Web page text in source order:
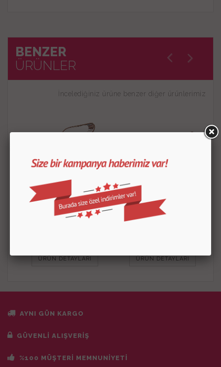
BENZER
ÜRÜNLER
İncelediğiniz ürüne benzer diğer ürünlerimiz
Kuş Kurabiye Kalıbı
ÜRÜN DETAYLARI
Papyon Kurabiye Kalıbı
ÜRÜN DETAYLARI
AYNI GÜN KARGO
GÜVENLİ ALIŞVERİŞ
%100 MÜŞTERİ MEMNUNİYETİ